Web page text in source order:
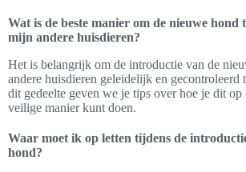
Wat is de beste manier om de nieuwe hond
mijn andere huisdieren?
Het is belangrijk om de introductie van de
andere huisdieren geleidelijk en gecontroleerd
dit gedeelte geven we je tips over hoe je dit op
veilige manier kunt doen.
Waar moet ik op letten tijdens de
hond?